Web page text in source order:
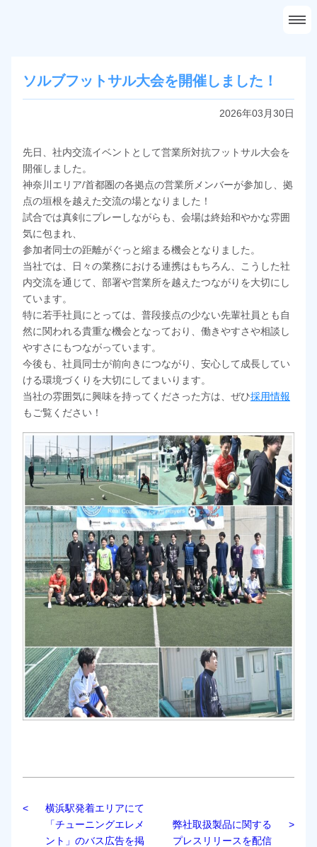
事業案内
採用情報
ソルブフットサル大会を開催しました！
2026年03月30日
先日、社内交流イベントとして営業所対抗フットサル大会を
開催しました。
神奈川エリア/首都圏の各拠点の営業所メンバーが参加し、拠
点の垣根を越えた交流の場となりました！
試合では真剣にプレーしながらも、会場は終始和やかな雰囲
気に包まれ、
参加者同士の距離がぐっと縮まる機会となりました。
当社では、日々の業務における連携はもちろん、こうした社
内交流を通じて、部署や営業所を越えたつながりを大切にし
ています。
特に若手社員にとっては、普段接点の少ない先輩社員とも自
然に関われる貴重な機会となっており、働きやすさや相談し
やすさにもつながっています。
今後も、社員同士が前向きにつながり、安心して成長してい
ける環境づくりを大切にしてまいります。
当社の雰囲気に興味を持ってくださった方は、ぜひ採用情報
もご覧ください！
横浜駅発着エリアにて
「チューニングエレメ
ント」のバス広告を掲
弊社取扱製品に関する
プレスリリースを配信